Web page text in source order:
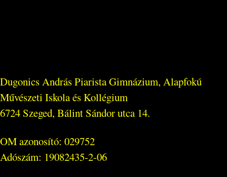
Dugonics András Piarista Gimnázium, Alapfokú
Művészeti Iskola és Kollégium
6724 Szeged, Bálint Sándor utca 14.
OM azonosító: 029752
Adószám: 19082435-2-06